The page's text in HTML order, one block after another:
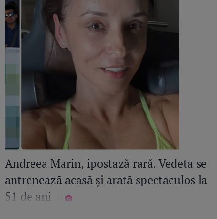
Andreea Marin, ipostază rară. Vedeta se
antrenează acasă și arată spectaculos la
51 de ani